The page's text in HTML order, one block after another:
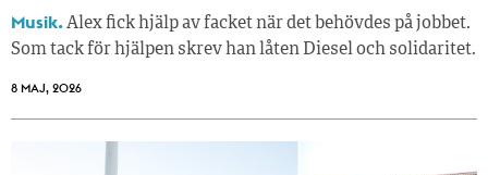
Musik.Alex fick hjälp av facket när det behövdes på jobbet.
Som tack för hjälpen skrev han låten Diesel och solidaritet.
8 MAJ, 2026